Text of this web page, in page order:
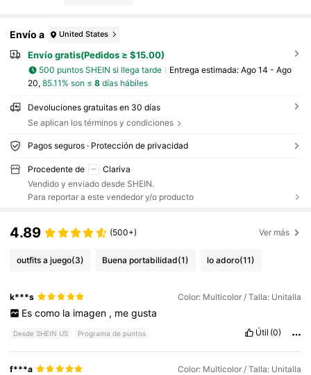
Envío a United States
Envío gratis(Pedidos ≥ $15.00)
500 puntos SHEIN si llega tarde Entrega estimada: Ago 14 - Ago
20, 85.11% son ≤ 8días hábiles
Devoluciones gratuitas en 30 días
Se aplican los términos y condiciones
Pagos seguros · Protección de privacidad
Procedente de
Clariva
Vendido y enviado desde SHEIN.
Para reportar a este vendedor y/o producto
4.89 (500+) Ver más
outfits a juego(3) Buena portabilidad(1) lo adoro(11)
k***s Color: Multicolor / Talla: Unitalla
Es como la imagen , me gusta
Desde SHEIN US Programa de puntos Útil (0)
f***a Color: Multicolor / Talla: Unitalla